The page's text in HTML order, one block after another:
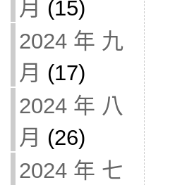
月 (15)
2024 年 九
月 (17)
2024 年 八
月 (26)
2024 年 七